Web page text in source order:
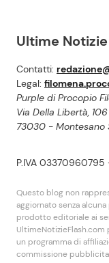
Ultime
Contatti:
Legal:
Purple di Procopio
Via Della Libertà, 106
73030 - Montesano
P.IVA 03370960795
Questo blog non
aggiornato senza
prodotto editoriale ai
UltimeNotizieFlash.com
un programma di
commissione